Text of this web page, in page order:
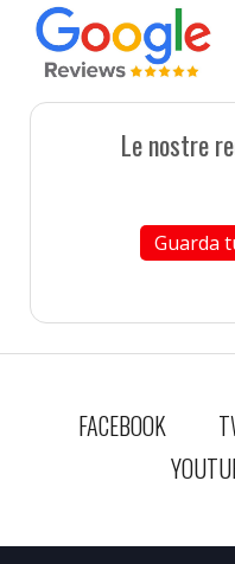
Le nostre
Guarda
FACEBOOK